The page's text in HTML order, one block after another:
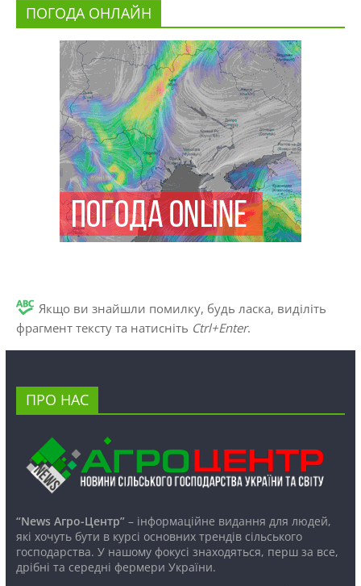
ПОГОДА ОНЛАЙН
Якщо ви знайшли помилку, будь ласка, виділіть
фрагмент тексту та натисніть Ctrl+Enter.
ПРО НАС
“News Агро-Центр”– інформаційне видання для людей,
які хочуть бути в курсі основних трендів сільського
господарства. У нашому фокусі знаходяться, перш за все,
дрібні та середні фермери України.